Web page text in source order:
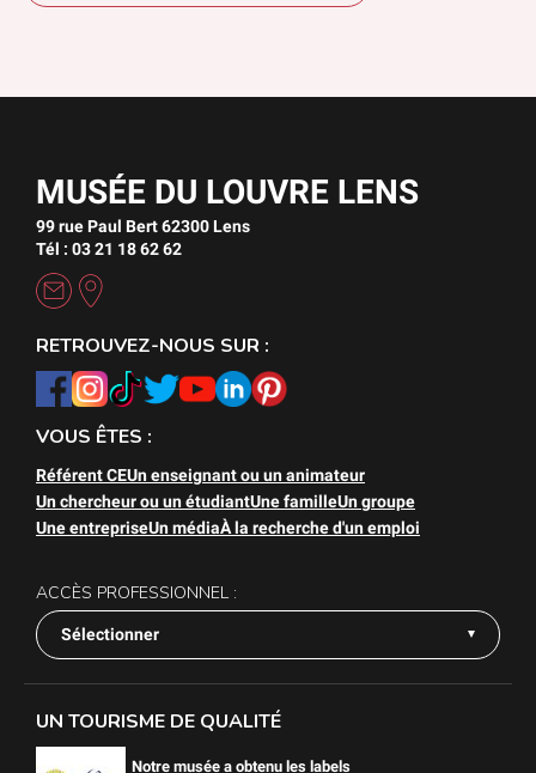
MUSÉE DU LOUVRE LENS
99 rue Paul Bert 62300 Lens
Tél : 03 21 18 62 62
RETROUVEZ-NOUS SUR :
VOUS ÊTES :
Référent CEUn enseignant ou un animateur
Un chercheur ou un étudiantUne familleUn groupe
Une entrepriseUn médiaÀ la recherche d'un emploi
ACCÈS PROFESSIONNEL :
Sélectionner
UN TOURISME DE QUALITÉ
Notre musée a obtenu les labels